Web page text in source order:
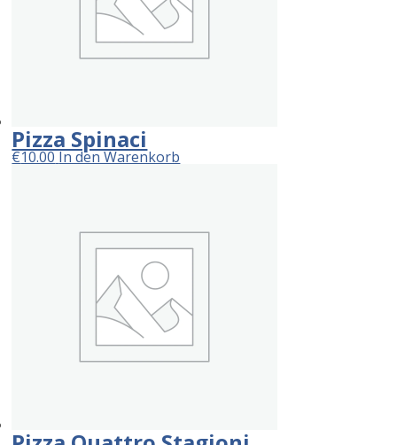
Pizza Spinaci
€10.00In den Warenkorb